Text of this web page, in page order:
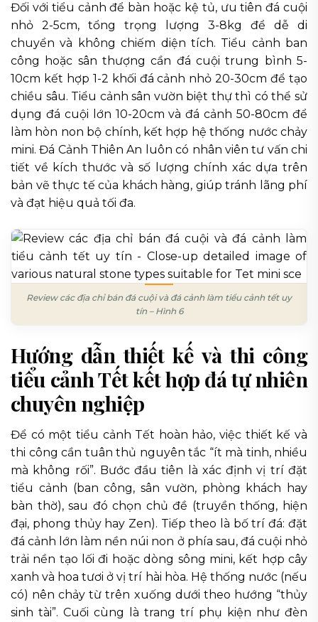
Đối với tiểu cảnh để bàn hoặc kệ tủ, ưu tiên đá cuội
nhỏ 2-5cm, tổng trọng lượng 3-8kg để dễ di
chuyển và không chiếm diện tích. Tiểu cảnh ban
công hoặc sân thượng cần đá cuội trung bình 5-
10cm kết hợp 1-2 khối đá cảnh nhỏ 20-30cm để tạo
chiều sâu. Tiểu cảnh sân vườn biệt thự thì có thể sử
dụng đá cuội lớn 10-20cm và đá cảnh 50-80cm để
làm hòn non bộ chính, kết hợp hệ thống nước chảy
mini. Đá Cảnh Thiên An luôn có nhân viên tư vấn chi
tiết về kích thước và số lượng chính xác dựa trên
bản vẽ thực tế của khách hàng, giúp tránh lãng phí
và đạt hiệu quả tối đa.
Review các địa chỉ bán đá cuội và đá cảnh làm tiểu cảnh tết uy
tín – Hình 6
Hướng dẫn thiết kế và thi công
tiểu cảnh Tết kết hợp đá tự nhiên
chuyên nghiệp
Để có một tiểu cảnh Tết hoàn hảo, việc thiết kế và
thi công cần tuân thủ nguyên tắc “ít mà tinh, nhiều
mà không rối”. Bước đầu tiên là xác định vị trí đặt
tiểu cảnh (ban công, sân vườn, phòng khách hay
bàn thờ), sau đó chọn chủ đề (truyền thống, hiện
đại, phong thủy hay Zen). Tiếp theo là bố trí đá: đặt
đá cảnh lớn làm nền núi non ở phía sau, đá cuội nhỏ
trải nền tạo lối đi hoặc dòng sông mini, kết hợp cây
xanh và hoa tươi ở vị trí hài hòa. Hệ thống nước (nếu
có) nên chảy từ trên xuống dưới theo hướng “thủy
sinh tài”. Cuối cùng là trang trí phụ kiện như đèn